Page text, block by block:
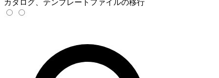
カタログ、テンプレートファイルの移行